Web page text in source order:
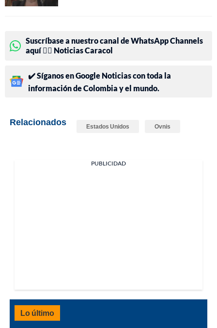
Suscríbase a nuestro canal de WhatsApp Channels
aquí 👉🏻 Noticias Caracol
✔️ Síganos en Google Noticias con toda la
información de Colombia y el mundo.
Relacionados Estados Unidos Ovnis
PUBLICIDAD
Lo último